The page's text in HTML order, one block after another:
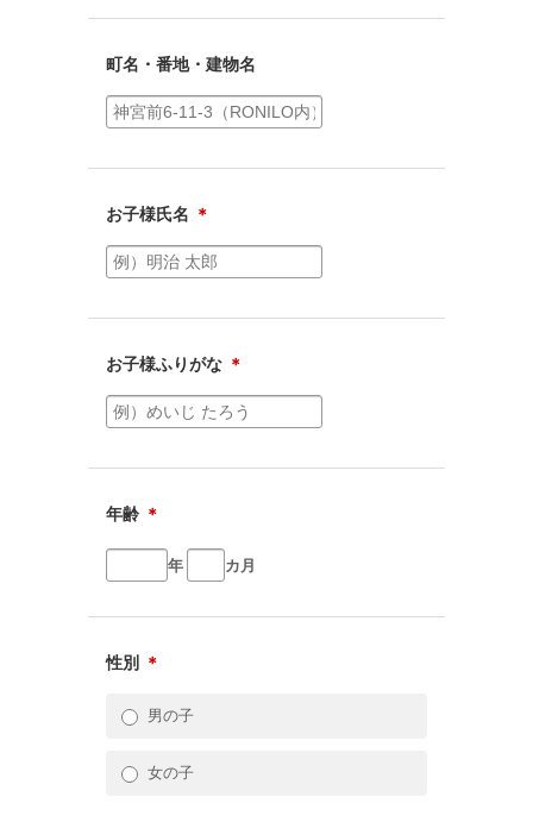
町名・番地・建物名
お子様氏名 ＊
お子様ふりがな ＊
年齢 ＊
年 カ月
性別 ＊
男の子
女の子